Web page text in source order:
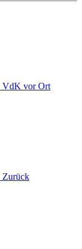
VdK vor Ort
Zurück